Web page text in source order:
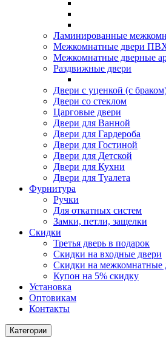
Ламинированные
Межкомнатные двери
Межкомнатные дверные
Раздвижные двери
Двери с уценкой (с
Двери со стеклом
Царговые двери
Двери для Ванной
Двери для Гардероба
Двери для Гостиной
Двери для Детской
Двери для Кухни
Двери для Туалета
Фурнитура
Ручки
Для откатных систем
Замки, петли, защелки
Скидки
Третья дверь в подарок
Скидки на входные двери
Скидки на межкомнатные
Купон на 5% скидку
Установка
Оптовикам
Контакты
Категории